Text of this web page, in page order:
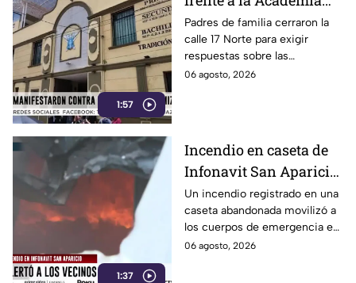
1:57
Militarizada Ignacio
Zaragoza en Puebla;
exigen certeza tras
posible clausura
Padres de familia cerraron la
calle 17 Norte para exigir
respuestas sobre las
inscripciones y colegiaturas
06 agosto, 2026
1:37
Incendio en caseta de
Infonavit San Aparicio
moviliza a bomberos
en Puebla; acusan que
fue provocado
Un incendio registrado en una
caseta abandonada movilizó a
los cuerpos de emergencia en
Infonavit San Aparicio. Vecinos
06 agosto, 2026